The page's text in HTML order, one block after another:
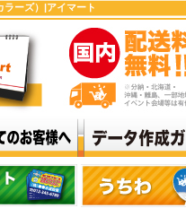
ーズ）|アイマート